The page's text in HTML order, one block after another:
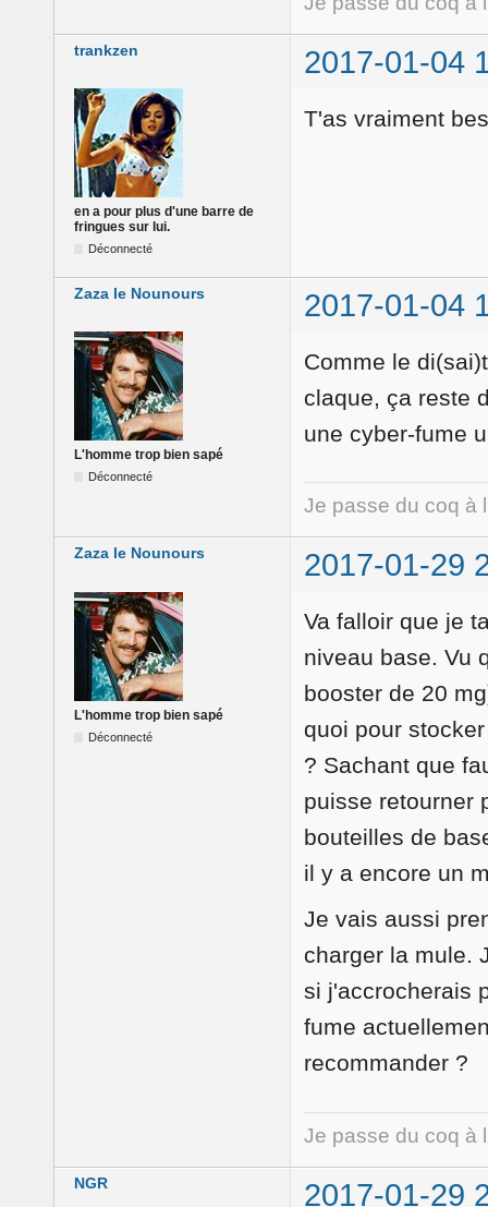
trankzen 2017-01-04
en a pour plus d'une barre de
fringues sur lui.
Déconnecté
T'as vraiment
Zaza le Nounours 2017-01-04
L'homme trop bien sapé
Déconnecté
Comme le
claque, ça reste
une cyber-fume
Je passe du coq à
Zaza le Nounours 2017-01-29
L'homme trop bien sapé
Déconnecté
Va falloir que je
niveau base. Vu
booster de 20
quoi pour
? Sachant que
puisse retourner
bouteilles de
il y a encore un
Je vais aussi
charger la mule.
si j'accrocherais
fume
recommander ?
Je passe du coq à
NGR 2017-01-29